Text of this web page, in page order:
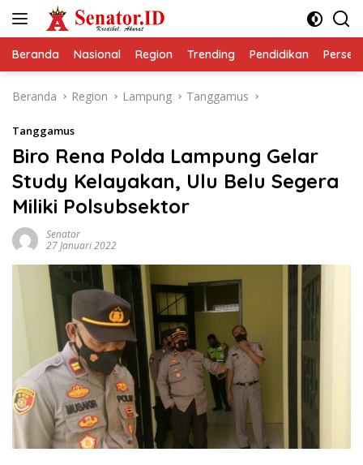
Beranda Nasional Region Trending Pendidikan
Beranda Region Lampung Tanggamus
Tanggamus
Biro Rena Polda Lampung Gelar
Study Kelayakan, Ulu Belu Segera
Miliki Polsubsektor
Senator
27 Januari 2022